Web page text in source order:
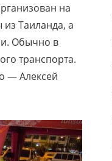
на
Таиланда, а
Обычно в
транспорта.
— Алексей